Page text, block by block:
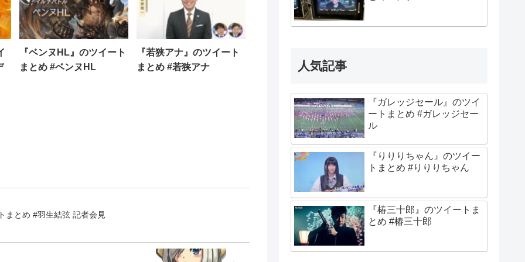
『ベンヌHL』のツイート
まとめ #ベンヌHL
『若狭アナ』のツイート
まとめ #若狭アナ
まとめ #羽生結弦 記者会見
人気記事
『ガレッジセール』のツイ
ートまとめ #ガレッジセー
ル
『りりりちゃん』のツイー
トまとめ #りりりちゃん
『椿三十郎』のツイートま
とめ #椿三十郎